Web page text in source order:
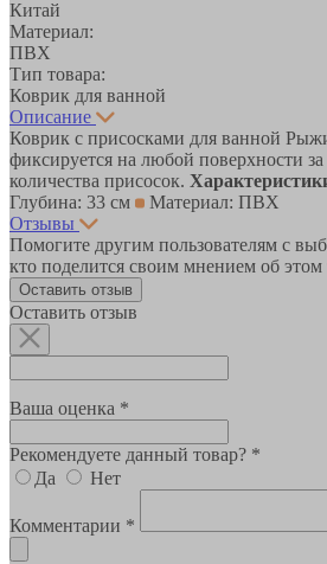
Китай
Материал:
ПВХ
Тип товара:
Коврик для ванной
Описание
Коврик с присосками для ванной
фиксируется на любой поверхности
количества присосок.
Глубина: 33 см
Материал: ПВХ
Отзывы
Помогите другим пользователям с
кто поделится своим мнением об этом
Оставить отзыв
Оставить отзыв
Ваша оценка *
Рекомендуете данный товар? *
Да
Нет
Комментарии *